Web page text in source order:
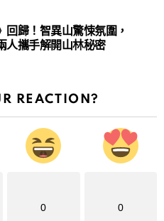
歸！智異山驚悚氛圍，
人攜手解開山林秘密
REACTION?
0 0